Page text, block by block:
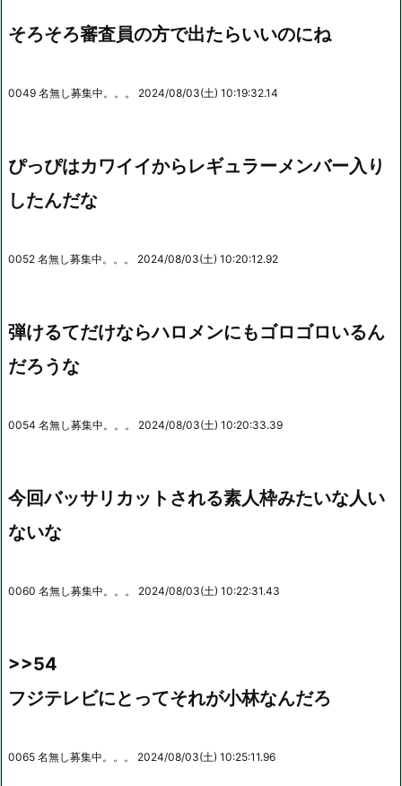
そろそろ審査員の方で出たらいいのにね
0049 名無し募集中。。。 2024/08/03(土) 10:19:32.14
ぴっぴはカワイイからレギュラーメンバー入り
したんだな
0052 名無し募集中。。。 2024/08/03(土) 10:20:12.92
弾けるてだけならハロメンにもゴロゴロいるん
だろうな
0054 名無し募集中。。。 2024/08/03(土) 10:20:33.39
今回バッサリカットされる素人枠みたいな人い
ないな
0060 名無し募集中。。。 2024/08/03(土) 10:22:31.43
>>54
フジテレビにとってそれが小林なんだろ
0065 名無し募集中。。。 2024/08/03(土) 10:25:11.96